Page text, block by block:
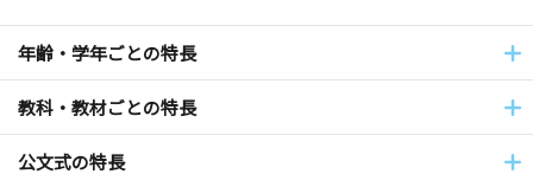
年齢・学年ごとの特長
教科・教材ごとの特長
公文式の特長